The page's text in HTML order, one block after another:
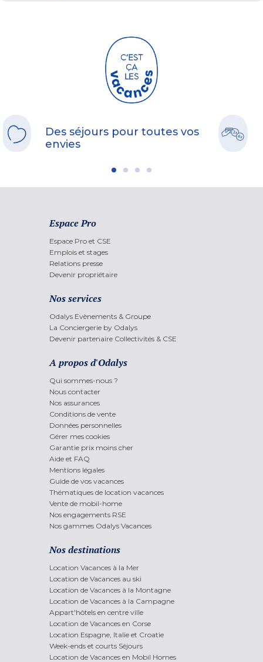
Des séjours pour toutes vos
envies
Espace Pro
Espace Pro et CSE
Emplois et stages
Relations presse
Devenir propriétaire
Nos services
Odalys Evènements & Groupe
La Conciergerie by Odalys
Devenir partenaire Collectivités & CSE
A propos d'Odalys
Qui sommes-nous ?
Nous contacter
Nos assurances
Conditions de vente
Données personnelles
Gérer mes cookies
Garantie prix moins cher
Aide et FAQ
Mentions légales
Guide de vos vacances
Thématiques de location vacances
Vente de mobil-home
Nos engagements RSE
Nos gammes Odalys Vacances
Nos destinations
Location Vacances à la Mer
Location de Vacances au ski
Location de Vacances à la Montagne
Location de Vacances à la Campagne
Appart'hôtels en centre ville
Location de Vacances en Corse
Location Espagne, Italie et Croatie
Week-ends et courts Séjours
Location de Vacances en Mobil Homes